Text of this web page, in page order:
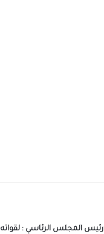
رئيس المجلس الرئاسي :